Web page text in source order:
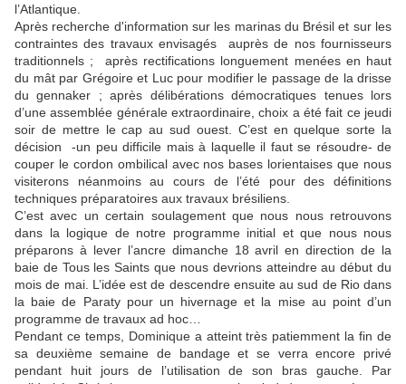
l’Atlantique.
Après recherche d'information sur les marinas du Brésil et sur les
contraintes des travaux envisagés
auprès de nos fournisseurs
traditionnels ;
après rectifications longuement menées en haut
du mât par Grégoire et Luc pour modifier le passage de la drisse
du gennaker ; après délibérations démocratiques tenues lors
d’une assemblée générale extraordinaire, choix a été fait ce jeudi
soir de mettre le cap au sud ouest. C’est en quelque sorte la
décision
-un peu difficile mais à laquelle il faut se résoudre- de
couper le cordon ombilical avec nos bases lorientaises que nous
visiterons néanmoins au cours de l’été pour des définitions
techniques préparatoires aux travaux brésiliens.
C’est avec un certain soulagement que nous nous retrouvons
dans la logique de notre programme initial et que nous nous
préparons à lever l’ancre dimanche 18 avril en direction de la
baie de Tous les Saints que nous devrions atteindre au début du
mois de mai. L’idée est de descendre ensuite au sud de Rio dans
la baie de Paraty pour un hivernage et la mise au point d’un
programme de travaux ad hoc…
Pendant ce temps, Dominique a atteint très patiemment la fin de
sa deuxième semaine de bandage et se verra encore privé
pendant huit jours de l’utilisation de son bras gauche. Par